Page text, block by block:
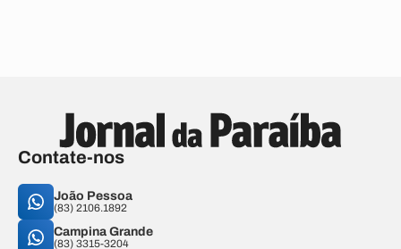
Contate-nos
João Pessoa
(83) 2106.1892
Campina Grande
(83) 3315-3204